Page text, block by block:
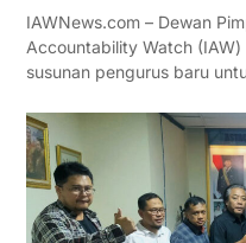
IAWNews.com – Dewan
Accountability Watch
susunan pengurus baru